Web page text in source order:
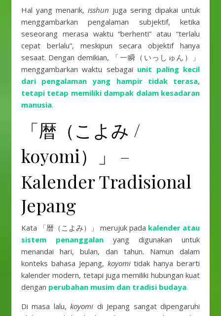
Hal yang menarik, isshun juga sering dipakai untuk
menggambarkan pengalaman subjektif, ketika
seseorang merasa waktu “berhenti” atau “terlalu
cepat berlalu”, meskipun secara objektif hanya
sesaat. Dengan demikian, 「一瞬（いっしゅん）」
menggambarkan waktu sebagai unit paling kecil
dari pengalaman yang hampir tidak terasa,
tetapi tetap memiliki dampak dalam kesadaran
manusia.
「暦（こよみ /
koyomi）」 –
Kalender Tradisional
Jepang
Kata 「暦（こよみ）」 merujuk pada kalender atau
sistem penanggalan
yang digunakan untuk
menandai hari, bulan, dan tahun. Namun dalam
konteks bahasa Jepang, koyomitidak hanya berarti
kalender modern, tetapi juga memiliki hubungan kuat
dengan perubahan musim dan tradisi budaya.
Di masa lalu,koyomi di Jepang sangat dipengaruhi